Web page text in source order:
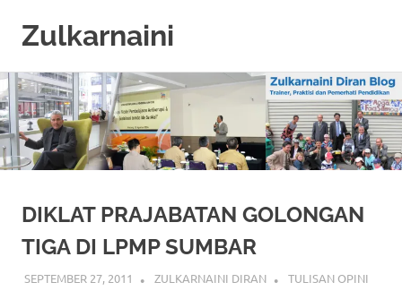
Skip
to
content
Zulkarnaini
Blog
DIKLAT PRAJABATAN GOLONGAN
TIGA DI LPMP SUMBAR
SEPTEMBER 27, 2011 ZULKARNAINI DIRAN TULISAN OPINI